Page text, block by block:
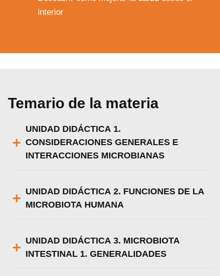
interior
Temario de la materia
UNIDAD DIDÁCTICA 1.
CONSIDERACIONES GENERALES E
INTERACCIONES MICROBIANAS
UNIDAD DIDÁCTICA 2. FUNCIONES DE LA
MICROBIOTA HUMANA
UNIDAD DIDÁCTICA 3. MICROBIOTA
INTESTINAL 1. GENERALIDADES
experiencia en nuestra web.
Puedes aprender más sobre qué cookies